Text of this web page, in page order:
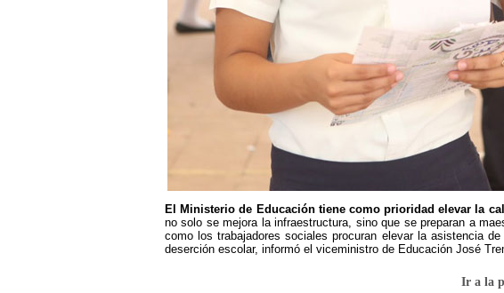
El Ministerio de Educación tiene como prioridad elevar la
no solo se mejora la infraestructura, sino que se preparan a
como los trabajadores sociales procuran elevar la asistencia
deserción escolar, informó el viceministro de Educación José
Ir a la